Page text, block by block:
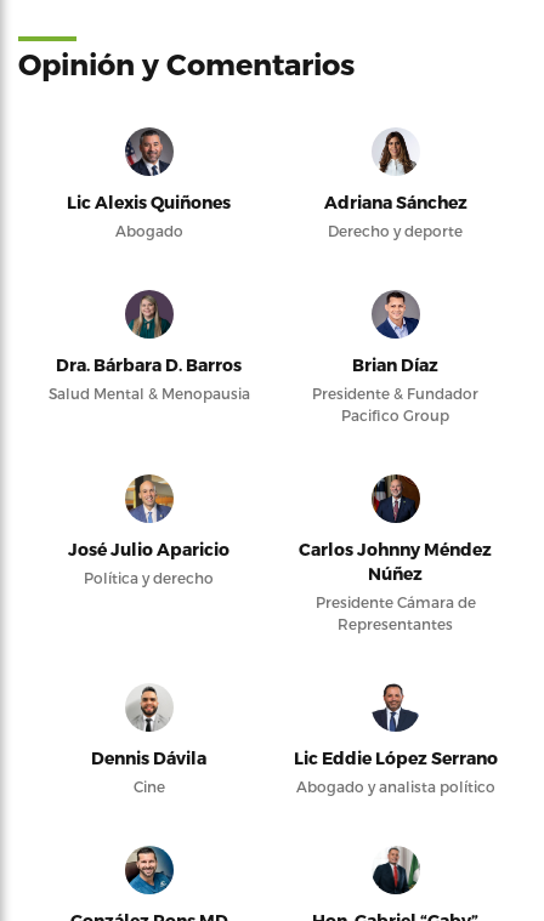
Opinión y Comentarios
Lic Alexis Quiñones
Abogado
Adriana Sánchez
Derecho y deporte
Dra. Bárbara D. Barros
Salud Mental & Menopausia
Brian Díaz
Presidente & Fundador
Pacifico Group
José Julio Aparicio
Política y derecho
Carlos Johnny Méndez
Núñez
Presidente Cámara de
Representantes
Dennis Dávila
Cine
Lic Eddie López Serrano
Abogado y analista político